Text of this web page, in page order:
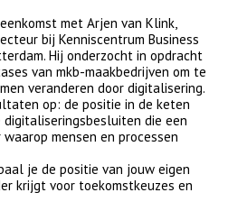
met Arjen van Klink,
bij Kenniscentrum Business
Hij onderzocht in opdracht
van mkb-maakbedrijven om te
veranderen door digitalisering.
op: de positie in de keten
die een
mensen en processen
je de positie van jouw eigen
krijgt voor toekomstkeuzes en